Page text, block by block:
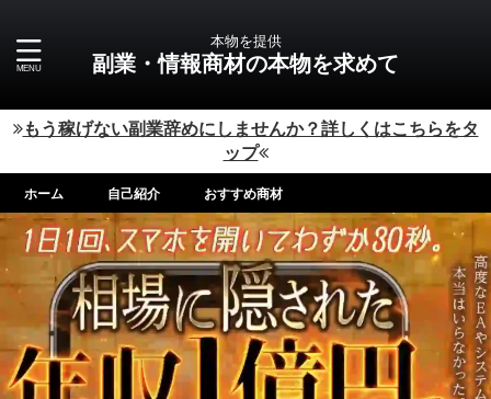
本物を提供
副業・情報商材の本物を求めて
もう稼げない副業辞めにしませんか？詳しくはこちらをタ
ップ
ホーム 自己紹介 おすすめ商材